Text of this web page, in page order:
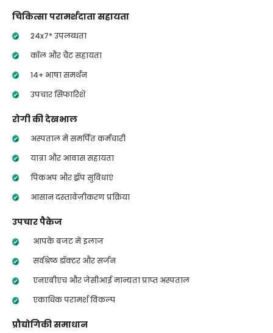
चिकित्सा परामर्शदाता सहायता
24x7* उपलब्धता
कॉल और चैट सहायता
14+ भाषा समर्थन
उपचार सिफारिशें
रोगी की देखभाल
अस्पताल में समर्पित कर्मचारी
यात्रा और आवास सहायता
पिकअप और ड्रॉप सुविधाएं
आसान दस्तावेज़ीकरण प्रक्रिया
उपचार पैकेज
आपके बजट में इलाज
सर्वश्रेष्ठ डॉक्टर और सर्जन
एनएबीएच और जेसीआई मान्यता प्राप्त अस्पताल
एकाधिक परामर्श विकल्प
प्रौद्योगिकी समाधान